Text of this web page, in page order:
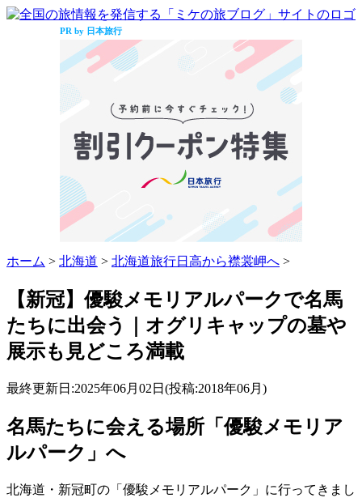
PR by 日本旅行
ホーム > 北海道 > 北海道旅行日高から襟裳岬へ >
【新冠】優駿メモリアルパークで名馬
たちに出会う｜オグリキャップの墓や
展示も見どころ満載
最終更新日:2025年06月02日(投稿:2018年06月)
名馬たちに会える場所「優駿メモリア
ルパーク」へ
北海道・新冠町の「優駿メモリアルパーク」に行ってきまし